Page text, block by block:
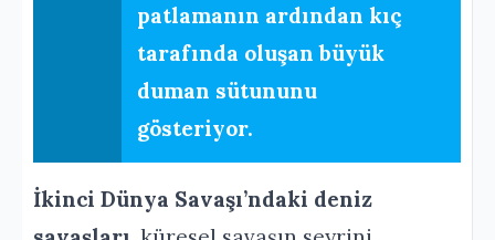
patlamanın ardından kıç
tarafında oluşan büyük
duman sütununu
gösteriyor.
İkinci Dünya Savaşı’ndaki deniz